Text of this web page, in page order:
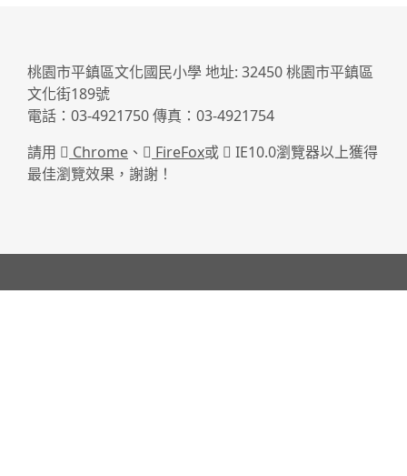
桃園市平鎮區文化國民小學 地址: 32450 桃園市平鎮區
文化街189號
電話：03-4921750 傳真：03-4921754
請用
Chrome 、 FireFox或
IE10.0瀏覽器以上獲得
最佳瀏覽效果，謝謝！